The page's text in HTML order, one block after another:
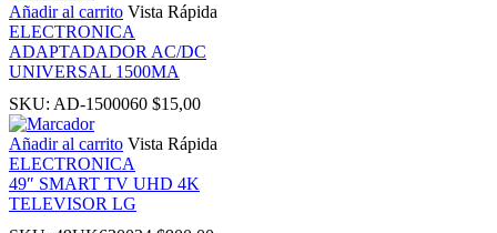
Panel
Añadir al carrito Vista Rápida
ELECTRONICA
ADAPTADADOR AC/DC
UNIVERSAL 1500MA
SKU: AD-1500060 $15,00
Añadir al carrito Vista Rápida
ELECTRONICA
49″ SMART TV UHD 4K
TELEVISOR LG